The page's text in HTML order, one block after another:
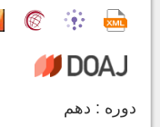
دوره : دهم